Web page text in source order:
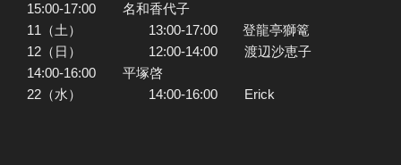
15:00-17:00 名和香代子
11（土） 13:00-17:00 登龍亭獅篭
12（日） 12:00-14:00 渡辺沙恵子
14:00-16:00 平塚啓
22（水） 14:00-16:00 Erick